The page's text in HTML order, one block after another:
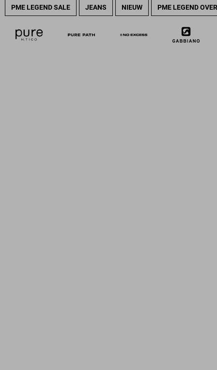
PME LEGEND SALE JEANS NIEUW PME LEGEND